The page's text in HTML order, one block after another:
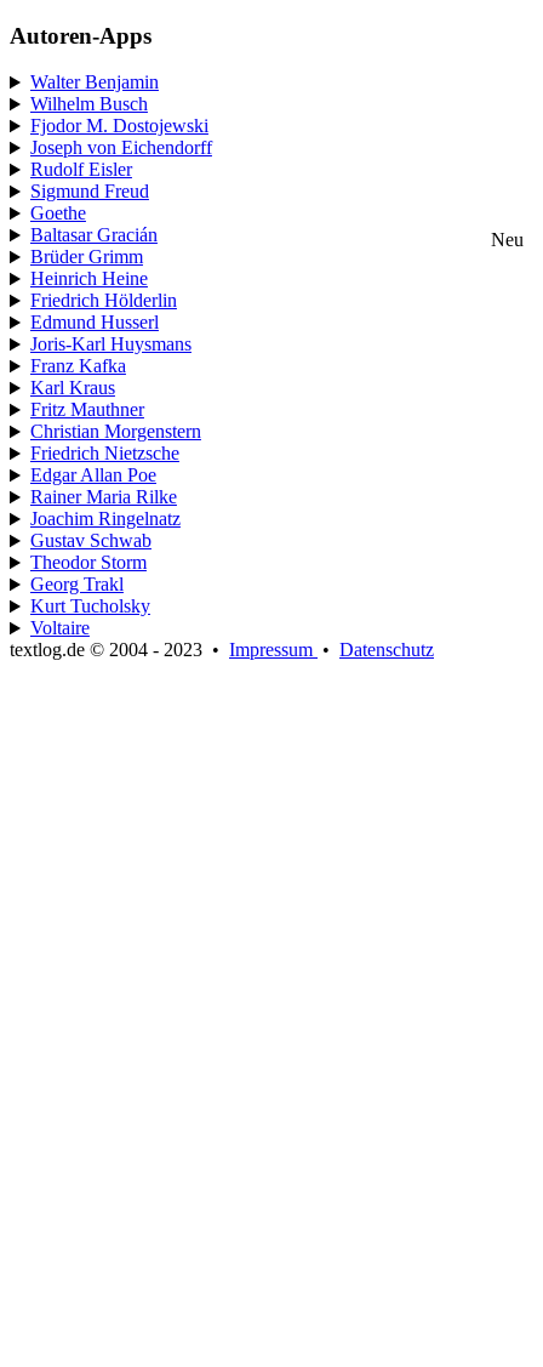
Autoren-Apps
Walter Benjamin
Wilhelm Busch
Fjodor M. Dostojewski
Joseph von Eichendorff
Rudolf Eisler
Sigmund Freud
Goethe
Baltasar Gracián
Neu
Brüder Grimm
Heinrich Heine
Friedrich Hölderlin
Edmund Husserl
Joris-Karl Huysmans
Franz Kafka
Karl Kraus
Fritz Mauthner
Christian Morgenstern
Friedrich Nietzsche
Edgar Allan Poe
Rainer Maria Rilke
Joachim Ringelnatz
Gustav Schwab
Theodor Storm
Georg Trakl
Kurt Tucholsky
Voltaire
textlog.de © 2004 - 2023 • Impressum • Datenschutz